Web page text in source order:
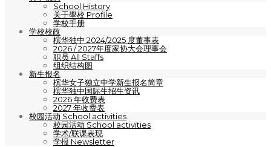
School History
关于學校 Profile
学校手册
学校校政
槟华独中 2024/2025 度董事表
2026 / 2027年度家协大会理事会
职员 All Staffs
组织结构图
新生报名
槟华女子独立中学新生报名简章
槟华独中国际生招生资讯
2026 年收费表
2027 年收费表
校园活动 School activities
校园活动 School activities
学术/联课表现
学报 Newsletter